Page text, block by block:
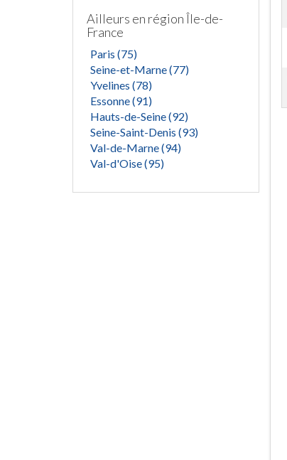
Ailleurs en région Île-de-
France
Paris (75)
Seine-et-Marne (77)
Yvelines (78)
Essonne (91)
Hauts-de-Seine (92)
Seine-Saint-Denis (93)
Val-de-Marne (94)
Val-d'Oise (95)